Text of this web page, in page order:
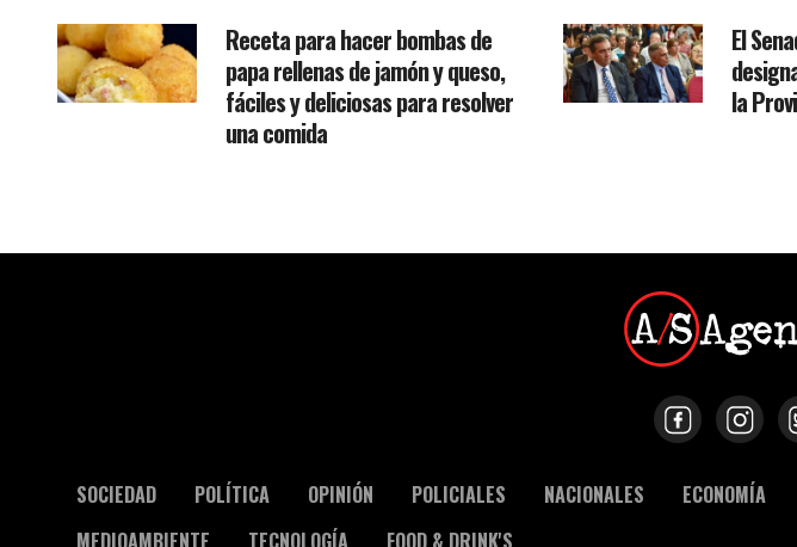
Receta para hacer bombas de
papa rellenas de jamón y queso,
fáciles y deliciosas para resolver
una comida
El
la
SOCIEDAD POLÍTICA OPINIÓN POLICIALES NACIONALES ECONOMÍA
MEDIOAMBIENTE
TECNOLOGÍA FOOD & DRINK'S